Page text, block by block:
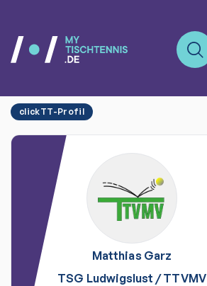
clickTT-Profil
Matthias Garz
TSG Ludwigslust /TTVMV